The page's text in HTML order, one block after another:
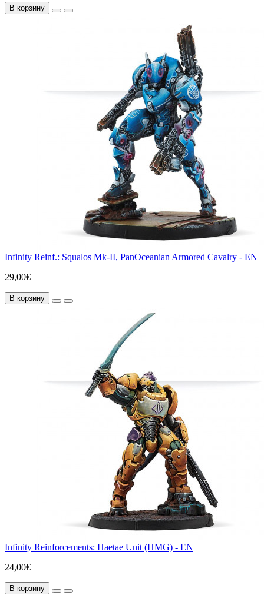
В корзину
Infinity Reinf.: Squalos Mk-II, PanOceanian Armored Cavalry - EN
29,00€
В корзину
Infinity Reinforcements: Haetae Unit (HMG) - EN
24,00€
В корзину